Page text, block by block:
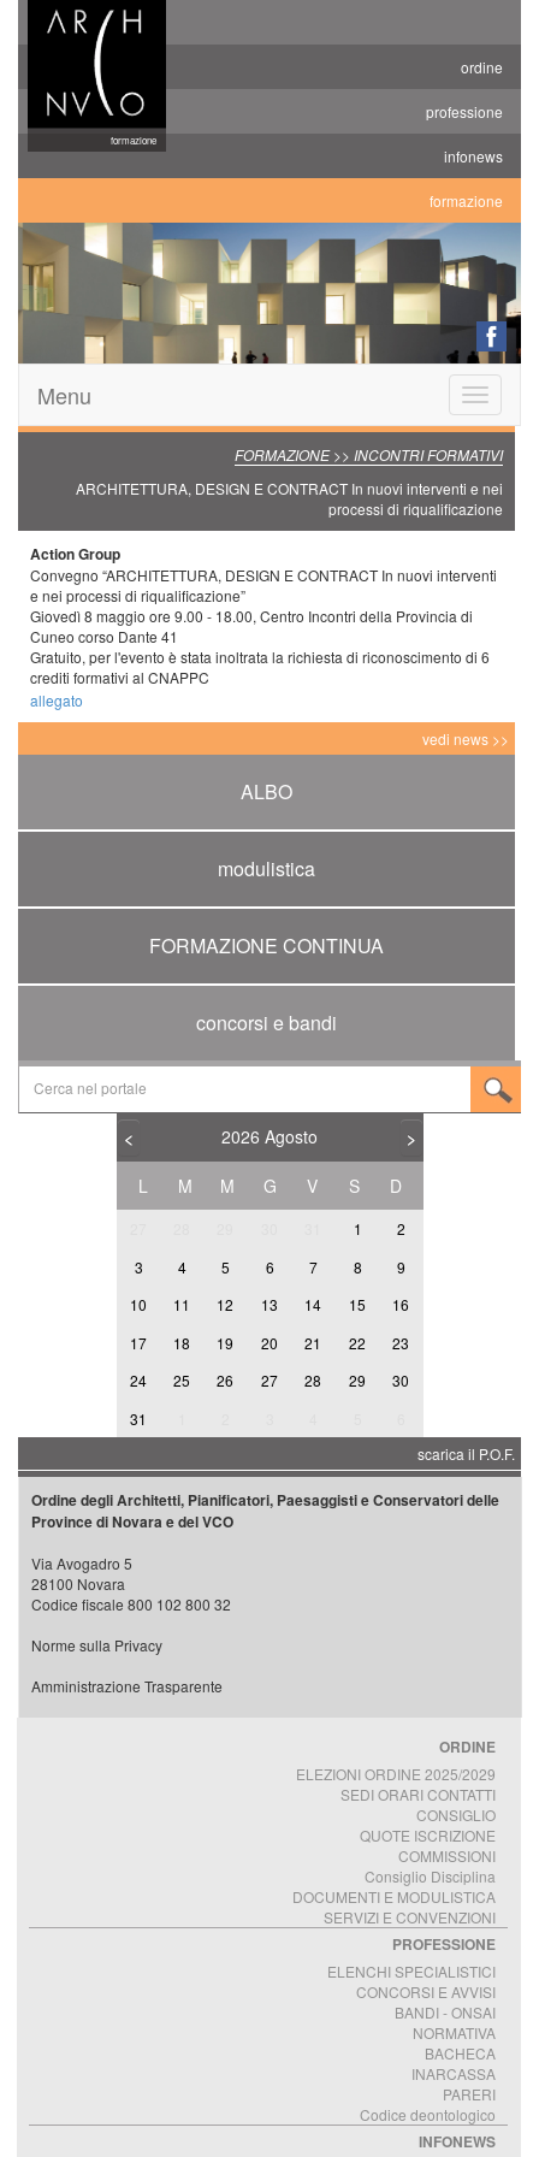
ordine
professione
infonews
formazione
formazione
Toggle
Menu
FORMAZIONE >> INCONTRI FORMATIVI
ARCHITETTURA, DESIGN E CONTRACT In nuovi interventi e nei
processi di riqualificazione
Action Group
Convegno “ARCHITETTURA, DESIGN E CONTRACT In nuovi interventi
e nei processi di riqualificazione”
Giovedì 8 maggio ore 9.00 - 18.00, Centro Incontri della Provincia di
Cuneo corso Dante 41
Gratuito, per l'evento è stata inoltrata la richiesta di riconoscimento di 6
crediti formativi al CNAPPC
allegato
vedi news >>
ALBO
modulistica
FORMAZIONE CONTINUA
concorsi e bandi
< 2026 Agosto
>
L
M M G V S D
1
2
3
4 5 6 7 8
9
10
11 12 13 14 15
16
17
18 19 20 21 22
23
24
25 26 27 28 29
30
31
scarica il P.O.F.
Ordine degli Architetti, Pianificatori, Paesaggisti e Conservatori delle
Province di Novara e del VCO
Via Avogadro 5
28100 Novara
Codice fiscale 800 102 800 32
Norme sulla Privacy
Amministrazione Trasparente
ORDINE
ELEZIONI ORDINE 2025/2029
SEDI ORARI CONTATTI
CONSIGLIO
QUOTE ISCRIZIONE
COMMISSIONI
Consiglio Disciplina
DOCUMENTI E MODULISTICA
SERVIZI E CONVENZIONI
PROFESSIONE
ELENCHI SPECIALISTICI
CONCORSI E AVVISI
BANDI - ONSAI
NORMATIVA
BACHECA
INARCASSA
PARERI
Codice deontologico
INFONEWS